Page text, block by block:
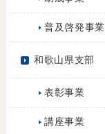
普及啓発事業
和歌山県支部
表彰事業
講座事業